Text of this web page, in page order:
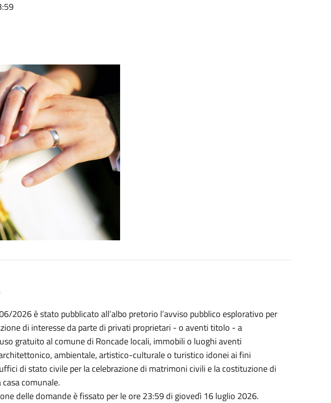
2026 è stato pubblicato all’albo pretorio l’avviso pubblico esplorativo per
di interesse da parte di privati proprietari - o aventi titolo - a
gratuito al comune di Roncade locali, immobili o luoghi aventi
ambientale, artistico-culturale o turistico idonei ai fini
di stato civile per la celebrazione di matrimoni civili e la costituzione di
comunale.
delle domande è fissato per le ore 23:59 di giovedì 16 luglio 2026.